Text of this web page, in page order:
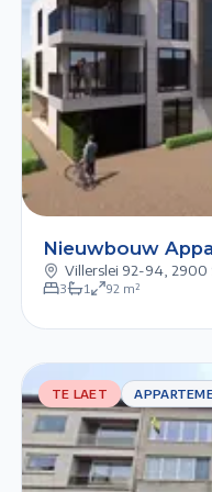
Previous slide
Next slide
Nieuwbouw
Villerslei 92-94 2900
3 1 92 m²
TE LAET
TE LAET
APPARTEMENT